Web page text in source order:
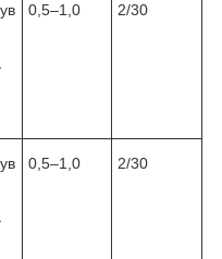
0,5–1,0 2/30
0,5–1,0 2/30